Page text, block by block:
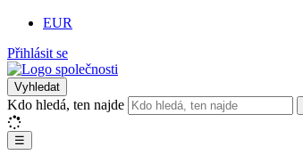
EUR
Přihlásit se
Vyhledat
Kdo hledá, ten najde
☰